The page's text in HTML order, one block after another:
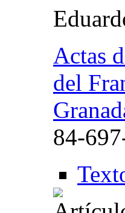
Actas
del
84-